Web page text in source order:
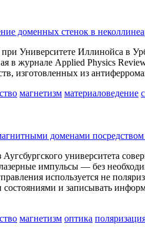
доменных стенок в
Университете Иллинойса в
в журнале Applied Physics
изготовленных из
магнетизм материаловедение
доменами посредством
Аугсбургского университета
импульсы — без
используется не
и записывать
магнетизм оптика